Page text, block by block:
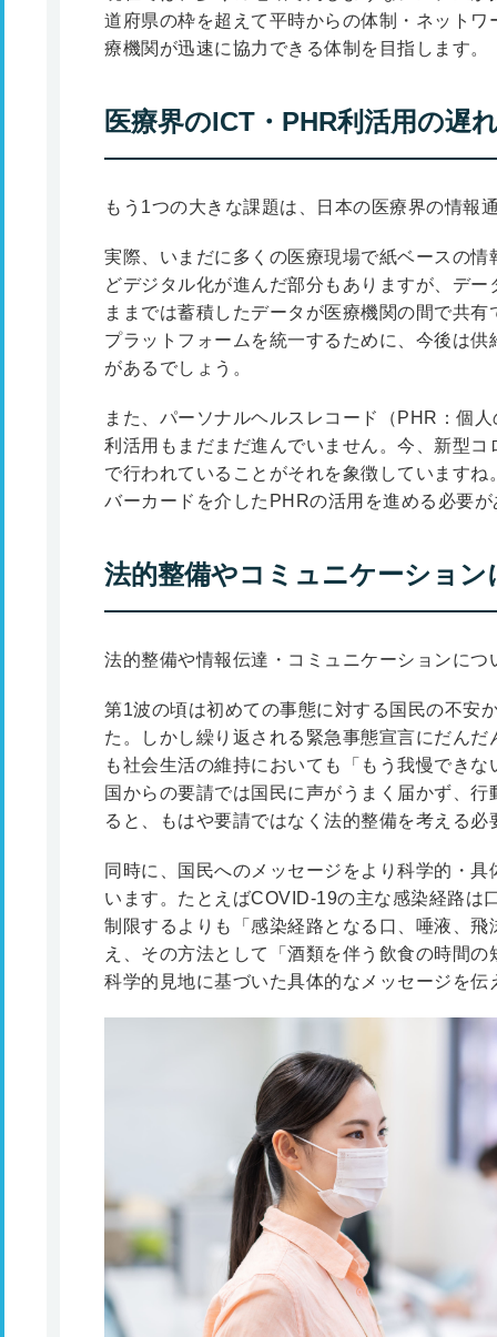
道府県の枠を超えて平時からの体制・ネット
療機関が迅速に協力できる体制を目指します。
医療界のICT・PHR利活用の遅
もう1つの大きな課題は、日本の医療界の情報
実際、いまだに多くの医療現場で紙ベースの
どデジタル化が進んだ部分もありますが、デ
ままでは蓄積したデータが医療機関の間で共
プラットフォームを統一するために、今後は
があるでしょう。
また、パーソナルヘルスレコード（PHR：個
利活用もまだまだ進んでいません。今、新型
で行われていることがそれを象徴しています
バーカードを介したPHRの活用を進める必要
法的整備やコミュニケーション
法的整備や情報伝達・コミュニケーションにつ
第1波の頃は初めての事態に対する国民の不安
た。しかし繰り返される緊急事態宣言にだん
も社会生活の維持においても「もう我慢でき
国からの要請では国民に声がうまく届かず、
ると、もはや要請ではなく法的整備を考える必
同時に、国民へのメッセージをより科学的・
います。たとえばCOVID-19の主な感染経路は
制限するよりも「感染経路となる口、唾液、
え、その方法として「酒類を伴う飲食の時間
科学的見地に基づいた具体的なメッセージを